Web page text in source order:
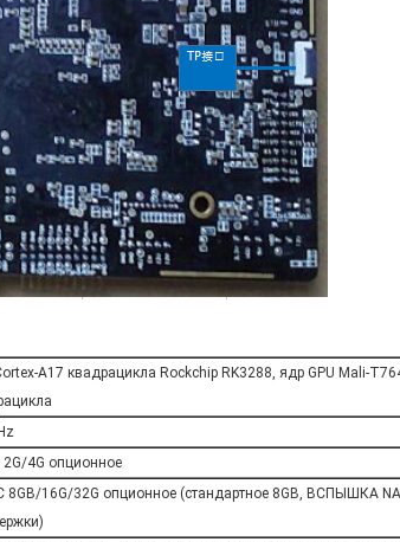
A17 квадрацикла Rockchip RK3288, ядр GPU Mali-
2G/4G опционное
8GB/16G/32G опционное (стандартное 8GB, ВСПЫШКА